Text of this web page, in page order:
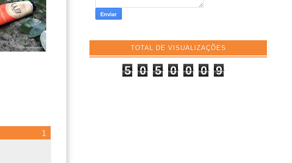
TOTAL DE VISUALIZAÇÕES
5 0 5 0 0 0 9